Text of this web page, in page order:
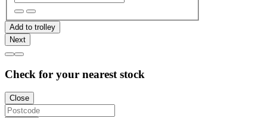
Add to trolley
Next
Check for your nearest stock
Close